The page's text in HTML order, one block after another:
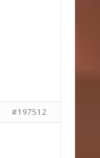
#197512